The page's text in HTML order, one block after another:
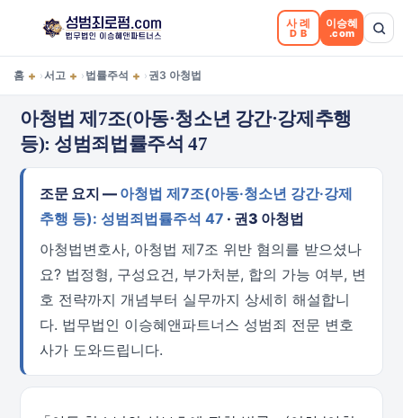
사례
DB
이승혜
.com
홈 + ›서고 + › 법률주석 + › 권3 아청법
아청법 제7조(아동·청소년 강간·강제추행
등): 성범죄법률주석 47
조문 요지 — 아청법 제7조(아동·청소년 강간·강제
추행 등): 성범죄법률주석 47 · 권3 아청법
아청법변호사, 아청법 제7조 위반 혐의를 받으셨나
요? 법정형, 구성요건, 부가처분, 합의 가능 여부, 변
호 전략까지 개념부터 실무까지 상세히 해설합니
다. 법무법인 이승혜앤파트너스 성범죄 전문 변호
사가 도와드립니다.